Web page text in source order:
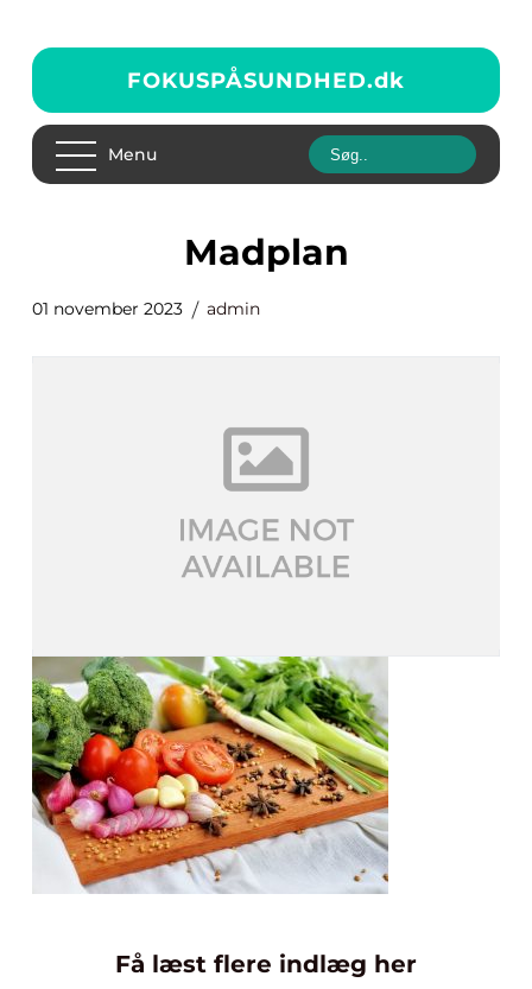
FOKUSPÅSUNDHED.dk
Menu
madplan
01 november 2023 admin
Få læst flere indlæg her